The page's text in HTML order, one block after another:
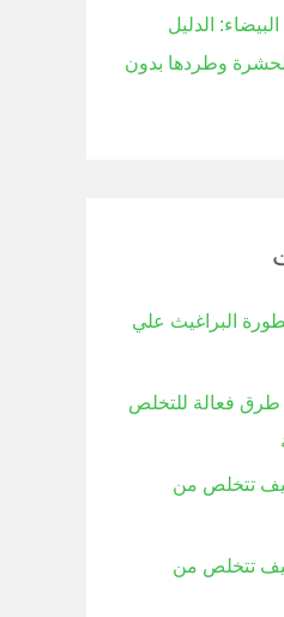
الدليل
وطردها بدون
البراغيث علي
7 طرق فعالة للتخلص
تتخلص من
تتخلص من